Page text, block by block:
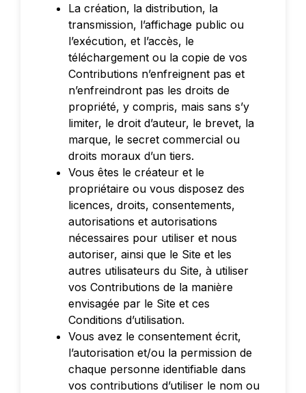
La création, la distribution, la
transmission, l’affichage public ou
l’exécution, et l’accès, le
téléchargement ou la copie de vos
Contributions n’enfreignent pas et
n’enfreindront pas les droits de
propriété, y compris, mais sans s’y
limiter, le droit d’auteur, le brevet, la
marque, le secret commercial ou
droits moraux d’un tiers.
Vous êtes le créateur et le
propriétaire ou vous disposez des
licences, droits, consentements,
autorisations et autorisations
nécessaires pour utiliser et nous
autoriser, ainsi que le Site et les
autres utilisateurs du Site, à utiliser
vos Contributions de la manière
envisagée par le Site et ces
Conditions d’utilisation.
Vous avez le consentement écrit,
l’autorisation et/ou la permission de
chaque personne identifiable dans
vos contributions d’utiliser le nom ou